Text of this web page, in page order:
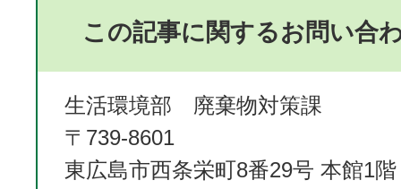
この記事に関するお問い合
生活環境部 廃棄物対策課
〒739-8601
東広島市西条栄町8番29号 本館1階